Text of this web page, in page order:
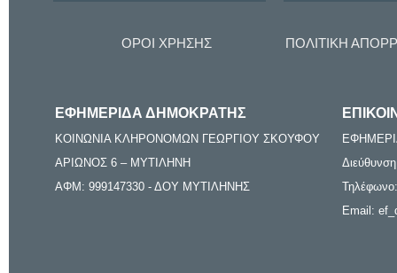
ΟΡΟΙ ΧΡΗΣΗΣ ΠΟΛΙΤΙΚΗ
ΕΦΗΜΕΡΙΔΑ ΔΗΜΟΚΡΑΤΗΣ
ΚΟΙΝΩΝΙΑ ΚΛΗΡΟΝΟΜΩΝ ΓΕΩΡΓΙΟΥ ΣΚΟΥΦΟΥ
ΑΡΙΩΝΟΣ 6 – ΜΥΤΙΛΗΝΗ
ΑΦΜ: 999147330 - ΔΟΥ ΜΥΤΙΛΗΝΗΣ
Email: